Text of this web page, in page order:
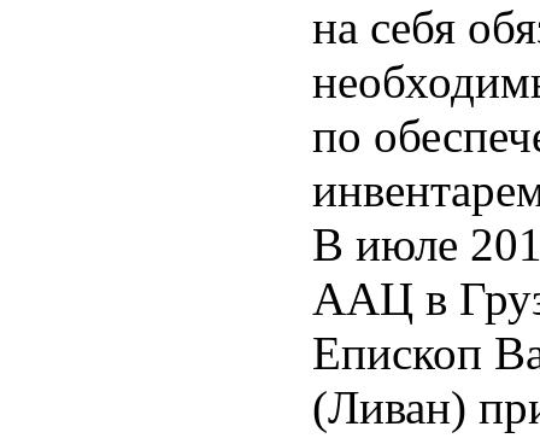
на себя
по
В июле
ААЦ в
Епископ
(Ливан)